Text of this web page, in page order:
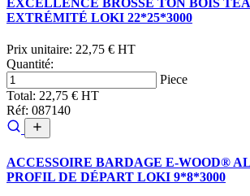
EXTRÉMITÉ LOKI 22*25*3000
Prix unitaire: 22,75 € HT
Quantité:
Piece
Total: 22,75 € HT
Réf: 087140
ACCESSOIRE BARDAGE E-WOOD®
PROFIL DE DÉPART LOKI 9*8*3000